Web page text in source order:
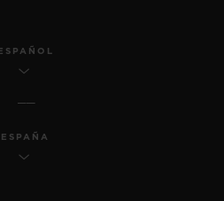
ESPAÑOL
ESPAÑA